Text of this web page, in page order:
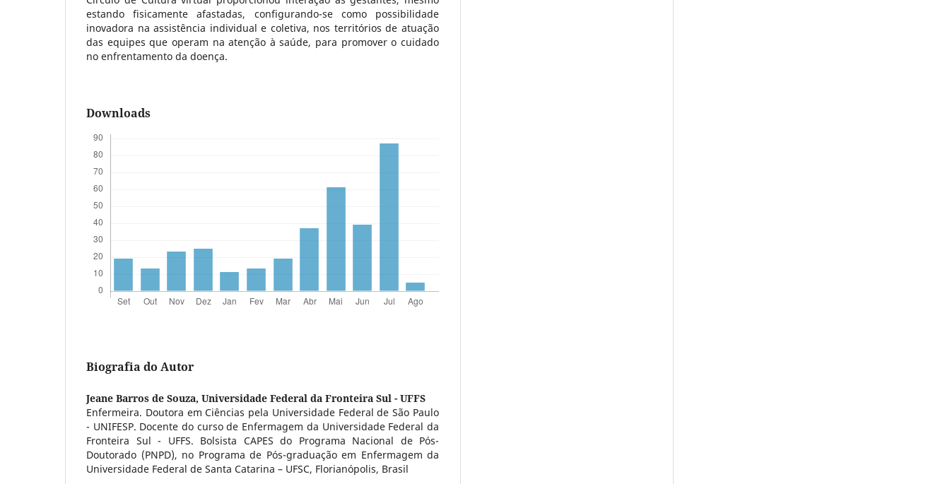
estando fisicamente afastadas, configurando-se como possibilidade
inovadora na assistência individual e coletiva, nos territórios de atuação
das equipes que operam na atenção à saúde, para promover o cuidado
no enfrentamento da doença.
Downloads
Biografia do Autor
Jeane Barros de Souza, Universidade Federal da Fronteira Sul - UFFS
Enfermeira. Doutora em Ciências pela Universidade Federal de São Paulo
- UNIFESP. Docente do curso de Enfermagem da Universidade Federal da
Fronteira Sul - UFFS. Bolsista CAPES do Programa Nacional de Pós-
Doutorado (PNPD), no Programa de Pós-graduação em Enfermagem da
Universidade Federal de Santa Catarina – UFSC, Florianópolis, Brasil